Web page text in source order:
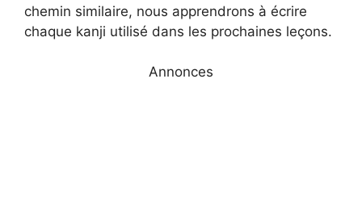
chemin similaire, nous apprendrons à écrire
chaque kanji utilisé dans les prochaines leçons.
Annonces